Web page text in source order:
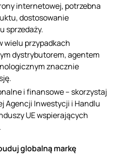
internetowej, potrzebna
dostosowanie
sprzedaży.
wielu przypadkach
dystrybutorem, agentem
znacznie
i finansowe – skorzystaj
Agencji Inwestycji i Handlu
UE wspierających
globalną markę